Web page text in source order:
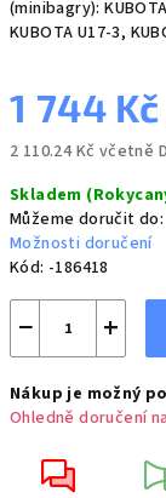
(minibagry):
KUBOTA U17-3,
1 744 Kč
2 110.24 Kč včetně
cena:
Skladem
Můžeme doručit do:
Možnosti doručení
Kód: -186418
+
−
Nákup je možný
Ohledně doručení